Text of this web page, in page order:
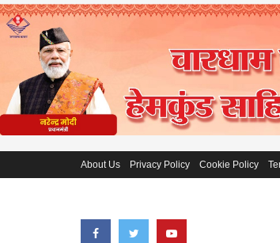
About Us Privacy Policy Cookie Policy